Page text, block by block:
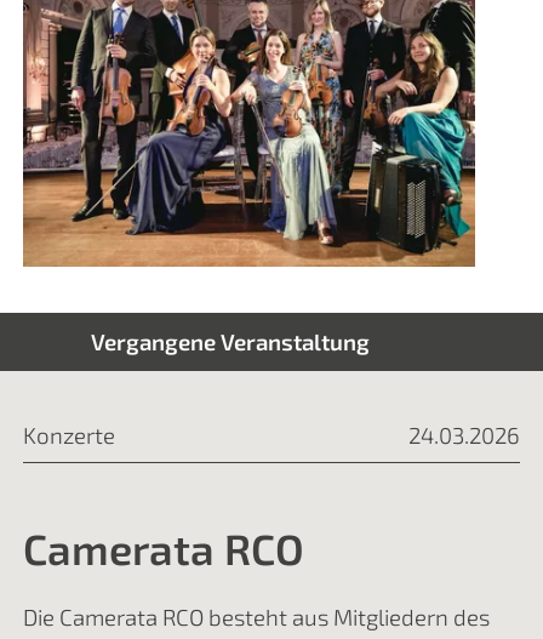
Vergangene Veranstaltung
Konzerte 24.03.2026
Camerata RCO
Die Camerata RCO besteht aus Mitgliedern des